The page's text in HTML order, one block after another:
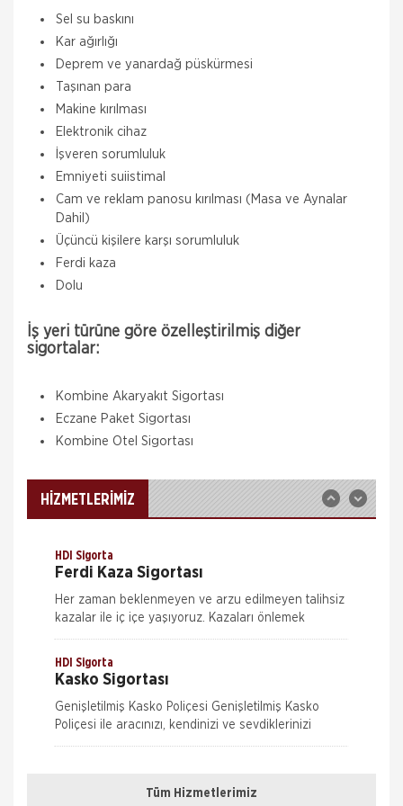
Sel su baskını
Kar ağırlığı
Deprem ve yanardağ püskürmesi
Taşınan para
Makine kırılması
Elektronik cihaz
İşveren sorumluluk
Emniyeti suiistimal
Cam ve reklam panosu kırılması (Masa ve Aynalar
Dahil)
Üçüncü kişilere karşı sorumluluk
Ferdi kaza
Dolu
İş yeri türüne göre özelleştirilmiş diğer
sigortalar:
Kombine Akaryakıt Sigortası
Eczane Paket Sigortası
Kombine Otel Sigortası
HİZMETLERİMİZ
Aksigorta
Zorunlu Deprem Sigortası
sonucu yangın, infilak, tsunami ve yer kaymasının
sigortalı binalarda neden olacağı hasarlara karşı
güvence sağlar. Teminatı Doğal Afetler
Aksigorta
İş yeri Paket Sigortası siz iş yeri sahipleri
düşünülerek mümkün olan tüm riskleri en ekonomik
HDI Sigorta
Ferdi Kaza Sigortası
Her zaman beklenmeyen ve arzu edilmeyen talihsiz
kazalar ile iç içe yaşıyoruz. Kazaları önlemek
mümkün ama ne kadar dikkat edersek edelim
HDI Sigorta
Kasko Sigortası
Genişletilmiş Kasko Poliçesi Genişletilmiş Kasko
Poliçesi ile aracınızı, kendinizi ve sevdiklerinizi
güvence altına alın. Yeni bir dönem başlatan HDI
Konut SigortasıTüm Hizmetlerimiz
ONLİNE Dask Prim Hesaplama